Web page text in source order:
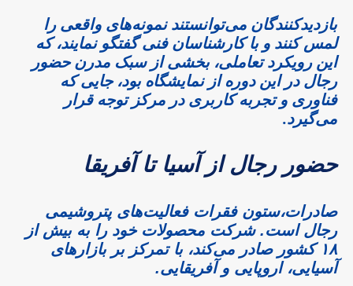
بازدیدکنندگان می‌توانستند نمونه‌های واقعی را
لمس کنند و با کارشناسان فنی گفتگو نمایند، که
این رویکرد تعاملی، بخشی از سبک مدرن حضور
رجال در این دوره از نمایشگاه بود، جایی که
فناوری و تجربه کاربری در مرکز توجه قرار
می‌گیرد.
حضور رجال از آسیا تا آفریقا
صادرات،ستون فقرات فعالیت‌های پتروشیمی
رجال است. شرکت محصولات خود را به بیش از
۱۸ کشور صادر می‌کند، با تمرکز بر بازارهای
آسیایی، اروپایی و آفریقایی.